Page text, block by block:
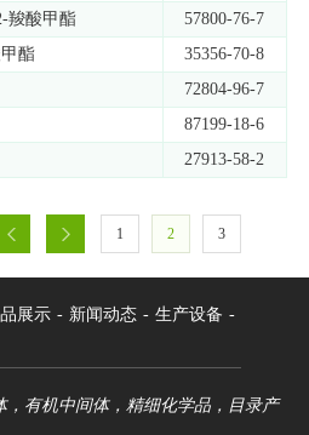
羧酸甲酯
57800-76-7
酯
35356-70-8
72804-96-7
87199-18-6
27913-58-2
1 2 3
展示 - 新闻动态 - 生产设备 -
有机中间体，精细化学品，目录产